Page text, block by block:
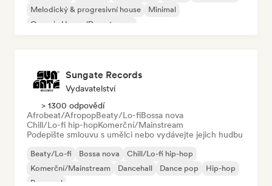
Melodický & progresivní house
Minimal
Organic House/Downtempo
Sungate Records
Vydavatelství
> 1300 odpovědí
Afrobeat/AfropopBeaty/Lo-fiBossa nova
Chill/Lo-fi hip-hopKomerční/Mainstream
Podepište smlouvu s umělci nebo vydávejte jejich hudbu
Beaty/Lo-fi Bossa nova
Chill/Lo-fi hip-hop
Komerční/Mainstream
Dancehall Dance pop
Hip-hop
Pop-soul